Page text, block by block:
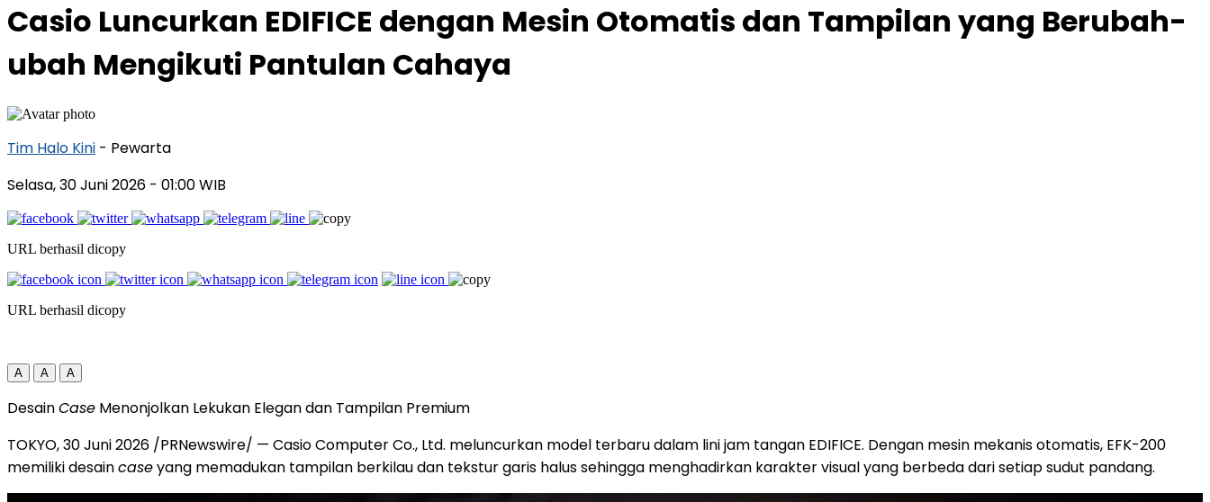
Casio Luncurkan EDIFICE dengan Mesin Otomatis dan Tampilan yang Berubah-
ubah Mengikuti Pantulan Cahaya
Tim Halo Kini - Pewarta
Selasa, 30 Juni 2026 - 01:00 WIB
URL berhasil dicopy
URL berhasil dicopy
A A A
DesainCase Menonjolkan Lekukan Elegan dan Tampilan Premium
TOKYO,30 Juni 2026 /PRNewswire/ — Casio Computer Co., Ltd. meluncurkan model terbaru dalam lini jam tangan EDIFICE. Dengan mesin mekanis otomatis, EFK-200
memiliki desaincaseyang memadukan tampilan berkilau dan tekstur garis halus sehingga menghadirkan karakter visual yang berbeda dari setiap sudut pandang.